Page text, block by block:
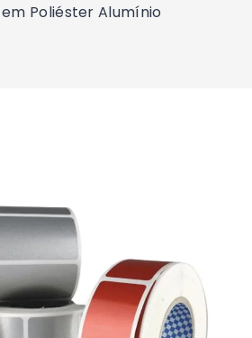
Poliéster Alumínio